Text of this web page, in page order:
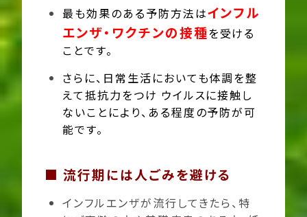
最も効果のある予防方法はインフル
エンザ・ワクチンの接種を受ける
ことです。
さらに、日常生活においても体調を整
えて抵抗力をつけ ウイルスに接触し
ないことにより、ある程度の予防が可
能です。
■ 流行期には人ごみを避ける
インフルエンザが流行してきたら、特